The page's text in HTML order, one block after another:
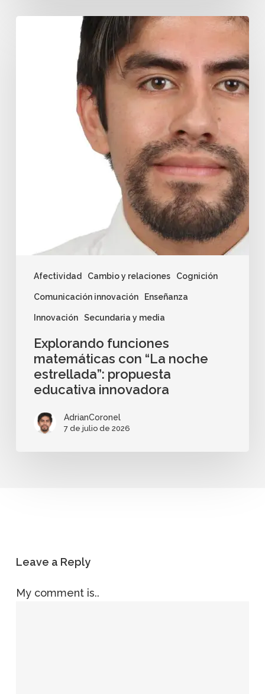
Afectividad Cambio y relaciones Cognición
Comunicación innovación Enseñanza
Innovación Secundaria y media
Explorando funciones
matemáticas con “La noche
estrellada”: propuesta
educativa innovadora
AdrianCoronel
7 de julio de 2026
Leave a Reply
My comment is..